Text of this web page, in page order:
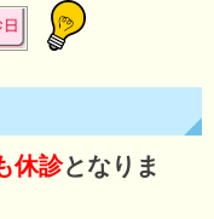
休診となりま